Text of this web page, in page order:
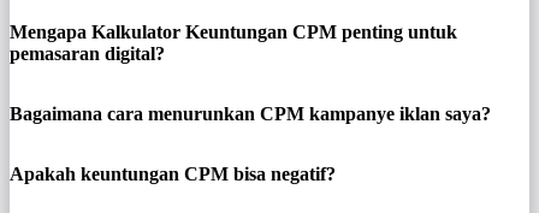
Mengapa Kalkulator Keuntungan CPM penting untuk
pemasaran digital?
Bagaimana cara menurunkan CPM kampanye iklan saya?
Apakah keuntungan CPM bisa negatif?